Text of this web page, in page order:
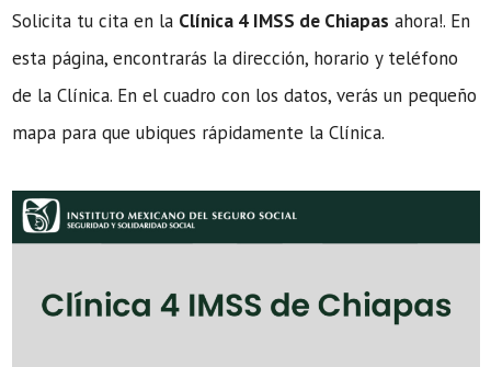
Solicita tu cita en la Clínica 4 IMSS de Chiapas ahora!. En
esta página, encontrarás la dirección, horario y teléfono
de la Clínica. En el cuadro con los datos, verás un pequeño
mapa para que ubiques rápidamente la Clínica.